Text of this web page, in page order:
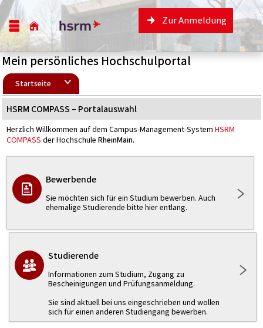
Zur Anmeldung
Mein persönliches Hochschulportal
Startseite
HSRM COMPASS – Portalauswahl
Herzlich Willkommen auf dem Campus-Management-System HSRM
COMPASS der Hochschule RheinMain.
Bewerbende
Sie möchten sich für ein Studium bewerben. Auch
ehemalige Studierende bitte hier entlang.
Studierende
Informationen zum Studium, Zugang zu
Bescheinigungen und Prüfungsanmeldung.
Sie sind aktuell bei uns eingeschrieben und wollen
sich für einen anderen Studiengang bewerben.